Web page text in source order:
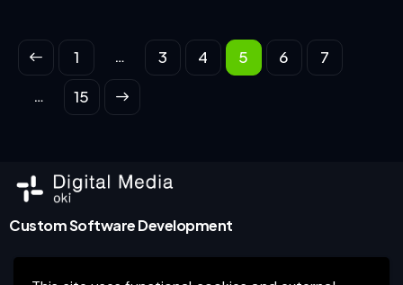
1 … 3 4 5 6
7
…
15
>
Custom Software Development